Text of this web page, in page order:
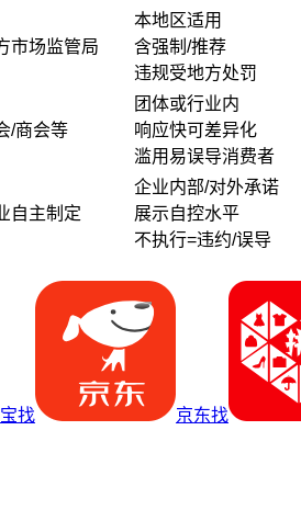
市场监管局
本地区适用
含强制/推荐
违规受地方处罚
/商会等
团体或行业内
响应快可差异化
滥用易误导消费者
自主制定
企业内部/对外承诺
展示自控水平
不执行=违约/误导
找 京东找